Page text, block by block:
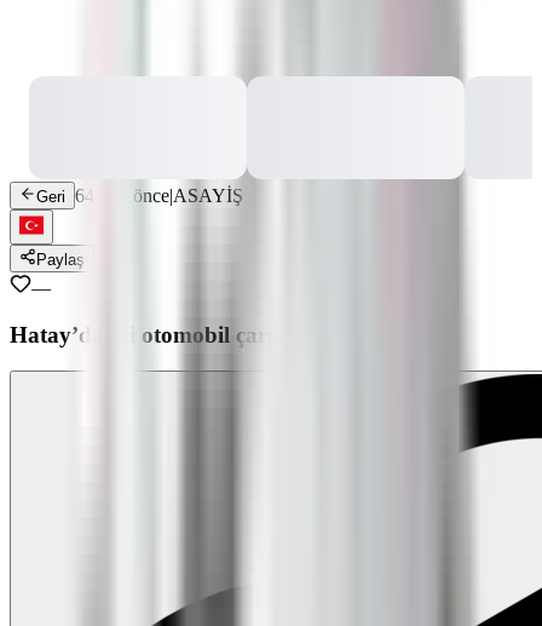
Geri 64 gün önce|ASAYİŞ
Paylaş
—
Hatay’da iki otomobil çarpıştı: 3 yaralı